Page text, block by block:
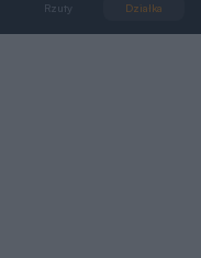
Rzuty Działka